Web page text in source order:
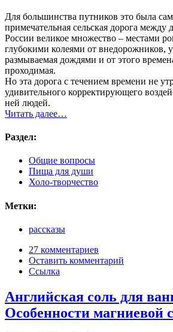
Для большинства путников это была
примечательная сельская дорога между
России великое множество – местами
глубокими колеями от внедорожников,
размываемая дождями и от этого
проходимая.
Но эта дорога с течением времени не
удивительного корректирующего
ней людей.
Читать далее…
Раздел:
Общие вопросы
Пища для души
Холо-творчество
Метки:
рассказы
27 комментариев
Оставить комментарий
Ссылка
Английская соль для
Особенности магниевой